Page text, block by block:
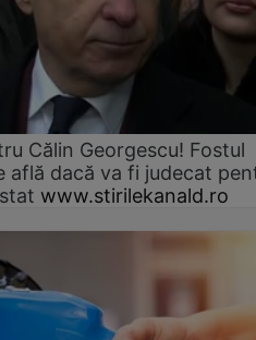
Călin Georgescu! Fostul
află dacă va fi judecat
www.stirilekanald.ro